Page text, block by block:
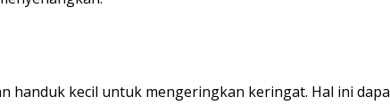
handuk kecil untuk mengeringkan keringat. Hal ini